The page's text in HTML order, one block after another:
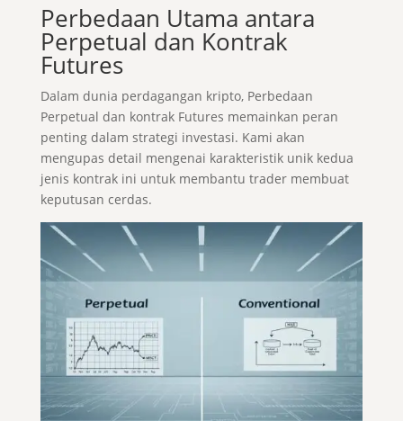
Perbedaan Utama antara
Perpetual dan Kontrak
Futures
Dalam dunia perdagangan kripto, Perbedaan
Perpetual dan kontrak Futures memainkan peran
penting dalam strategi investasi. Kami akan
mengupas detail mengenai karakteristik unik kedua
jenis kontrak ini untuk membantu trader membuat
keputusan cerdas.